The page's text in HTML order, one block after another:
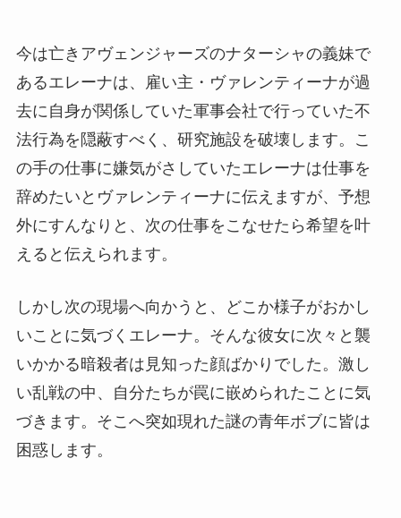
今は亡きアヴェンジャーズのナターシャの義妹で
あるエレーナは、雇い主・ヴァレンティーナが過
去に自身が関係していた軍事会社で行っていた不
法行為を隠蔽すべく、研究施設を破壊します。こ
の手の仕事に嫌気がさしていたエレーナは仕事を
辞めたいとヴァレンティーナに伝えますが、予想
外にすんなりと、次の仕事をこなせたら希望を叶
えると伝えられます。
しかし次の現場へ向かうと、どこか様子がおかし
いことに気づくエレーナ。そんな彼女に次々と襲
いかかる暗殺者は見知った顔ばかりでした。激し
い乱戦の中、自分たちが罠に嵌められたことに気
づきます。そこへ突如現れた謎の青年ボブに皆は
困惑します。